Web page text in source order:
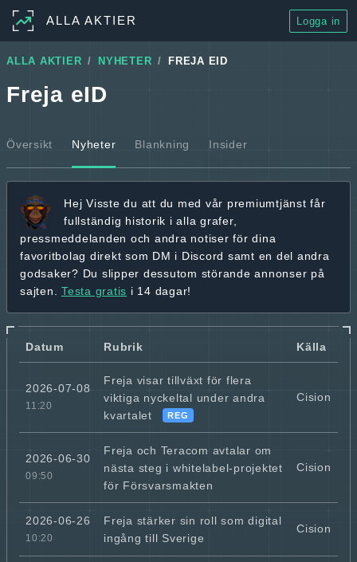
ALLA AKTIER Logga in
ALLA AKTIER NYHETER FREJA EID
Freja eID
Översikt Nyheter Blankning Insider
Hej Visste du att du med vår premiumtjänst får
fullständig historik i alla grafer,
pressmeddelanden och andra notiser för dina
favoritbolag direkt som DM i Discord samt en del andra
godsaker? Du slipper dessutom störande annonser på
sajten. Testa gratis i 14 dagar!
Datum Rubrik Källa
2026-07-08
11:20
Freja visar tillväxt för flera
viktiga nyckeltal under andra
kvartalet
REG
Cision
2026-06-30
09:50
Freja och Teracom avtalar om
nästa steg i whitelabel-projektet
för Försvarsmakten
Cision
2026-06-26
10:20
Freja stärker sin roll som digital
ingång till Sverige
Cision